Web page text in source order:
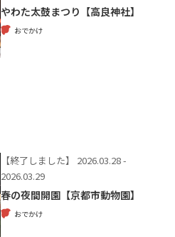
やわた太鼓まつり【高良神社】
おでかけ
【終了しました】
2026.03.28 -
2026.03.29
春の夜間開園【京都市動物園】
おでかけ